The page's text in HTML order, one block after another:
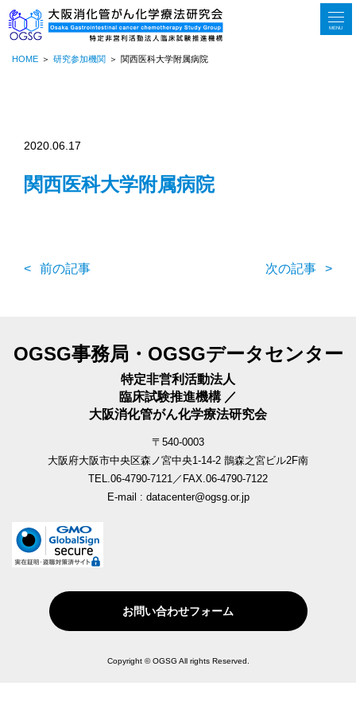
MENU
HOME 研究参加機関 関西医科大学附属病院
2020.06.17
関西医科大学附属病院
前の記事 次の記事
OGSG事務局・OGSGデータセンター
特定非営利活動法人
臨床試験推進機構 ／
大阪消化管がん化学療法研究会
〒540-0003
大阪府大阪市中央区森ノ宮中央1-14-2 鵲森之宮ビル2F南
TEL.06-4790-7121／FAX.06-4790-7122
E-mail : datacenter@ogsg.or.jp
お問い合わせフォーム
Copyright © OGSG All rights Reserved.